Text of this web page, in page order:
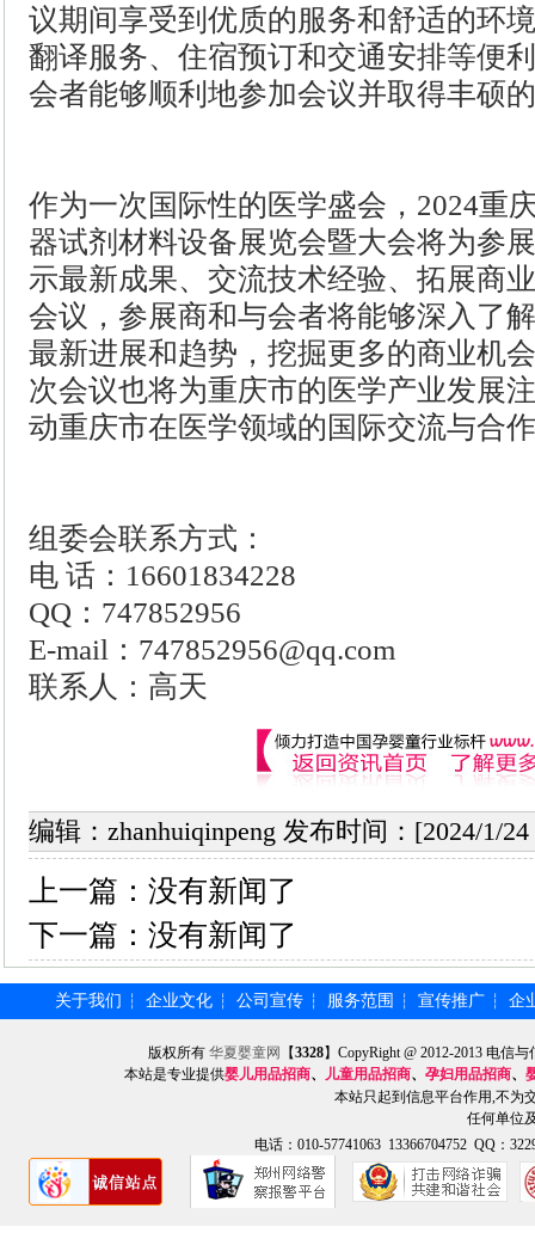
议期间享受到优质的服务和舒适的环
翻译服务、住宿预订和交通安排等便
会者能够顺利地参加会议并取得丰硕
作为一次国际性的医学盛会，2024重
器试剂材料设备展览会暨大会将为参
示最新成果、交流技术经验、拓展商
会议，参展商和与会者将能够深入了
最新进展和趋势，挖掘更多的商业机
次会议也将为重庆市的医学产业发展
动重庆市在医学领域的国际交流与合
组委会联系方式：
电 话：16601834228
QQ：747852956
E-mail：747852956@qq.com
联系人：高天
编辑：zhanhuiqinpeng 发布时间：[2024/1/
上一篇： 没有新闻了
下一篇： 没有新闻了
关于我们 ┆ 企业文化 ┆ 公司宣传 ┆ 服务范围 ┆ 宣传推广 ┆ 企
版权所有 华夏婴童网 【3328】CopyRight @ 2012-2013 电信
本站是专业提供婴儿用品招商、 儿童用品招商、 孕妇用品招商、
本站只起到信息平台作用,不为
任何单位
电话：010-57741063 13366704752 QQ：